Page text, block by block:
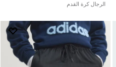
الرجال كرة القدم